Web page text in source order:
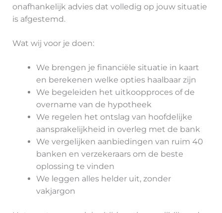
onafhankelijk advies dat volledig op jouw situatie
is afgestemd.
Wat wij voor je doen:
We brengen je financiële situatie in kaart
en berekenen welke opties haalbaar zijn
We begeleiden het uitkoopproces of de
overname van de hypotheek
We regelen het ontslag van hoofdelijke
aansprakelijkheid in overleg met de bank
We vergelijken aanbiedingen van ruim 40
banken en verzekeraars om de beste
oplossing te vinden
We leggen alles helder uit, zonder
vakjargon